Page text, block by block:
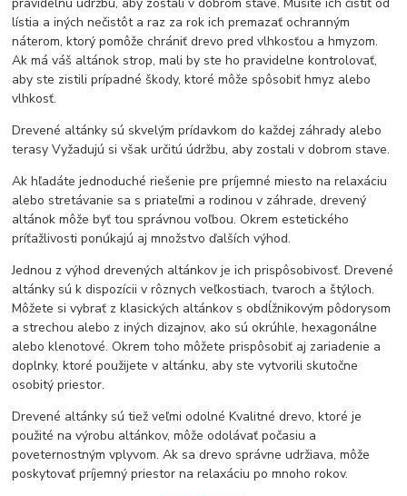
lístia a iných nečistôt a raz za rok ich premazať ochranným
náterom, ktorý pomôže chrániť drevo pred vlhkosťou a hmyzom.
Ak má váš altánok strop, mali by ste ho pravidelne kontrolovať,
aby ste zistili prípadné škody, ktoré môže spôsobiť hmyz alebo
vlhkosť.
Drevené altánky sú skvelým prídavkom do každej záhrady alebo
terasy Vyžadujú si však určitú údržbu, aby zostali v dobrom stave.
Ak hľadáte jednoduché riešenie pre príjemné miesto na relaxáciu
alebo stretávanie sa s priateľmi a rodinou v záhrade, drevený
altánok môže byť tou správnou voľbou. Okrem estetického
príťažlivosti ponúkajú aj množstvo ďalších výhod.
Jednou z výhod drevených altánkov je ich prispôsobivosť. Drevené
altánky sú k dispozícii v rôznych veľkostiach, tvaroch a štýloch.
Môžete si vybrať z klasických altánkov s obdĺžnikovým pôdorysom
a strechou alebo z iných dizajnov, ako sú okrúhle, hexagonálne
alebo klenotové. Okrem toho môžete prispôsobiť aj zariadenie a
doplnky, ktoré použijete v altánku, aby ste vytvorili skutočne
osobitý priestor.
Drevené altánky sú tiež veľmi odolné Kvalitné drevo, ktoré je
použité na výrobu altánkov, môže odolávať počasiu a
poveternostným vplyvom. Ak sa drevo správne udržiava, môže
poskytovať príjemný priestor na relaxáciu po mnoho rokov.